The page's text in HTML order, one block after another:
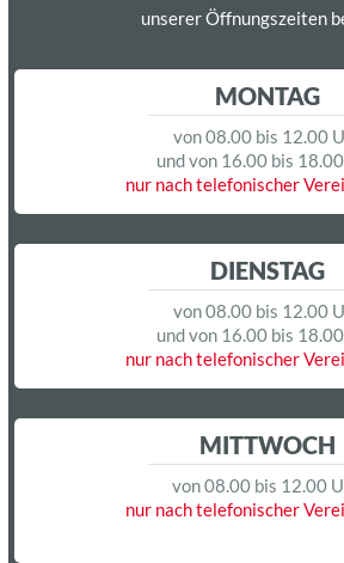
unserer Öffnungszeiten
MONTAG
von 08.00 bis 12.00
und von 16.00 bis
nur nach telefonischer
DIENSTAG
von 08.00 bis 12.00
und von 16.00 bis
nur nach telefonischer
MITTWOCH
von 08.00 bis 12.00
nur nach telefonischer